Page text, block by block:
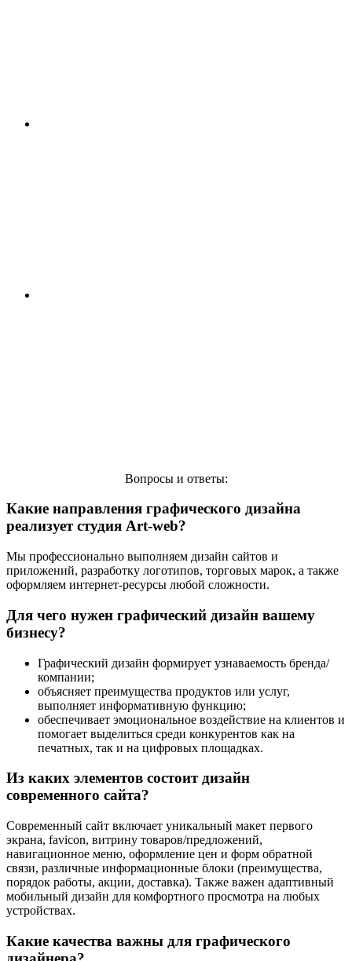
Размещение на радиостанциях Кыргызстана
Вопросы и ответы:
Какие направления графического дизайна
реализует студия Art-web?
Мы профессионально выполняем дизайн сайтов и
приложений, разработку логотипов, торговых марок, а также
оформляем интернет-ресурсы любой сложности.
Для чего нужен графический дизайн вашему
бизнесу?
Графический дизайн формирует узнаваемость бренда/
компании;
объясняет преимущества продуктов или услуг,
выполняет информативную функцию;
обеспечивает эмоциональное воздействие на клиентов и
помогает выделиться среди конкурентов как на
печатных, так и на цифровых площадках.
Из каких элементов состоит дизайн
современного сайта?
Современный сайт включает уникальный макет первого
экрана, favicon, витрину товаров/предложений,
навигационное меню, оформление цен и форм обратной
связи, различные информационные блоки (преимущества,
порядок работы, акции, доставка). Также важен адаптивный
мобильный дизайн для комфортного просмотра на любых
устройствах.
Какие качества важны для графического